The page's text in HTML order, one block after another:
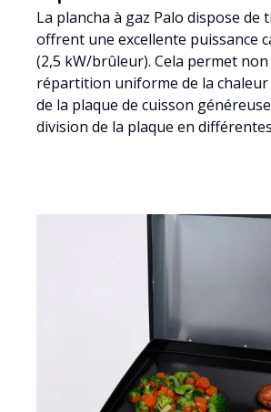
La plancha à gaz Palo dispose
offrent une excellente puissance
(2,5 kW/brûleur). Cela permet
répartition uniforme de la
de la plaque de cuisson
division de la plaque en